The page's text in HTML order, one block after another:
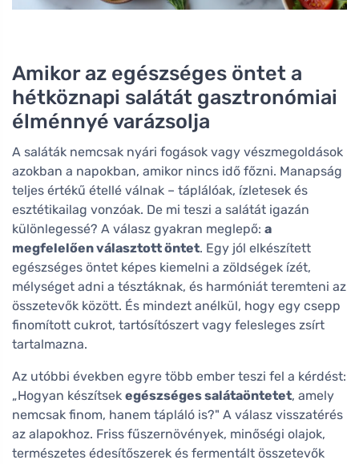
Amikor az egészséges öntet a
hétköznapi salátát gasztronómiai
élménnyé varázsolja
A saláták nemcsak nyári fogások vagy vészmegoldások
azokban a napokban, amikor nincs idő főzni. Manapság
teljes értékű étellé válnak – táplálóak, ízletesek és
esztétikailag vonzóak. De mi teszi a salátát igazán
különlegessé? A válasz gyakran meglepő: a
megfelelően választott öntet. Egy jól elkészített
egészséges öntet képes kiemelni a zöldségek ízét,
mélységet adni a tésztáknak, és harmóniát teremteni az
összetevők között. És mindezt anélkül, hogy egy csepp
finomított cukrot, tartósítószert vagy felesleges zsírt
tartalmazna.
Az utóbbi években egyre több ember teszi fel a kérdést:
„Hogyan készítsek egészséges salátaöntetet, amely
nemcsak finom, hanem tápláló is?" A válasz visszatérés
az alapokhoz. Friss fűszernövények, minőségi olajok,
természetes édesítőszerek és fermentált összetevők